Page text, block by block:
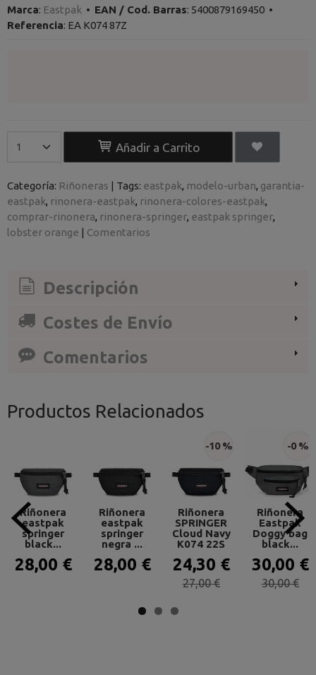
Marca: Eastpak • EAN / Cod. Barras: 5400879169450 •
Referencia: EA K074 87Z
Añadir a Carrito
Categoría: Riñoneras | Tags: eastpak modelo-urban garantia-
eastpak rinonera-eastpak rinonera-colores-eastpak
comprar-rinonera rinonera-springer eastpak springer
lobster orange | Comentarios
Descripción
Costes de Envío
Comentarios
Productos Relacionados
Riñonera
eastpak
springer
black...
28,00 €
Riñonera
eastpak
springer
negra ...
28,00 €
-10 %
Riñonera
SPRINGER
Cloud Navy
K074 22S
24,30 €
27,00 €
-0 %
Riñonera
Eastpak
Doggy bag
black...
30,00 €
30,00 €